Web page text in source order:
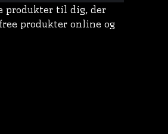
produkter til dig, der
produkter online og